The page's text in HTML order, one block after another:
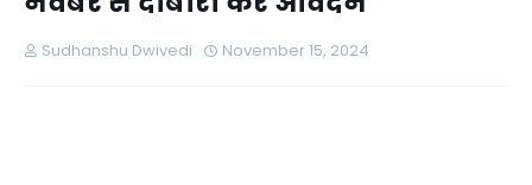
Sudhanshu Dwivedi November 15, 2024